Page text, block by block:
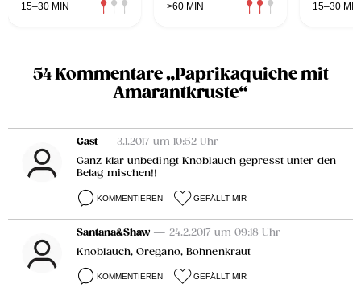
15–30 MIN >60 MIN 15–30 MIN
54 Kommentare „Paprikaquiche mit
Amarantkruste“
Gast — 3.1.2017 um 10:52 Uhr
Ganz klar unbedingt Knoblauch gepresst unter den
Belag mischen!!
KOMMENTIEREN GEFÄLLT MIR
Santana&Shaw — 24.2.2017 um 09:18 Uhr
Knoblauch, Oregano, Bohnenkraut
KOMMENTIEREN GEFÄLLT MIR